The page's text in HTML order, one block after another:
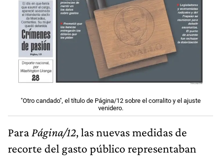
"Otro candado", el título de Página/12 sobre el corralito y el ajuste
venidero.
ParaPágina/12, las nuevas medidas de
recorte del gasto público representaban